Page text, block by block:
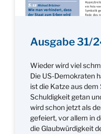
Ausgabe 31/
Wieder wird viel
Die US-Demokraten
ist die Katze aus dem
Schuldigkeit getan
wird schon jetzt als
gefeiert, vor allem in
die Glaubwürdigkeit